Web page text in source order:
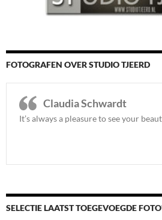
FOTOGRAFEN OVER STUDIO TJEERD
Claudia Schwardt
It’s always a pleasure to see your
SELECTIE LAATST TOEGEVOEGDE